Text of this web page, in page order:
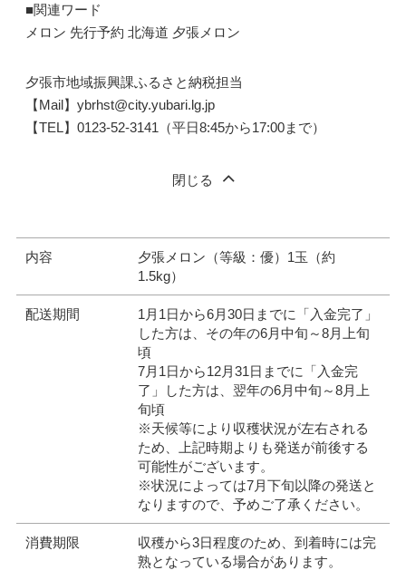
■関連ワード
メロン 先行予約 北海道 夕張メロン
夕張市地域振興課ふるさと納税担当
【Mail】ybrhst@city.yubari.lg.jp
【TEL】0123-52-3141（平日8:45から17:00まで）
閉じる
内容
夕張メロン（等級：優）1玉（約
1.5kg）
配送期間
1月1日から6月30日までに「入金完了」
した方は、その年の6月中旬～8月上旬
頃
7月1日から12月31日までに「入金完
了」した方は、翌年の6月中旬～8月上
旬頃
※天候等により収穫状況が左右される
ため、上記時期よりも発送が前後する
可能性がございます。
※状況によっては7月下旬以降の発送と
なりますので、予めご了承ください。
消費期限
収穫から3日程度のため、到着時には完
熟となっている場合があります。